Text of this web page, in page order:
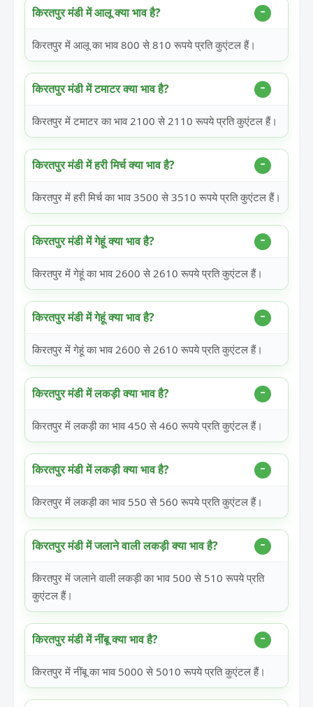
किरतपुर मंडी में आलू क्या भाव है?
किरतपुर में आलू का भाव 800 से 810 रूपये प्रति कुएंटल हैं।
किरतपुर मंडी में टमाटर क्या भाव है?
किरतपुर में टमाटर का भाव 2100 से 2110 रूपये प्रति कुएंटल हैं।
किरतपुर मंडी में हरी मिर्च क्या भाव है?
किरतपुर में हरी मिर्च का भाव 3500 से 3510 रूपये प्रति कुएंटल हैं।
किरतपुर मंडी में गेहूं क्या भाव है?
किरतपुर में गेहूं का भाव 2600 से 2610 रूपये प्रति कुएंटल हैं।
किरतपुर मंडी में गेहूं क्या भाव है?
किरतपुर में गेहूं का भाव 2600 से 2610 रूपये प्रति कुएंटल हैं।
किरतपुर मंडी में लकड़ी क्या भाव है?
किरतपुर में लकड़ी का भाव 450 से 460 रूपये प्रति कुएंटल हैं।
किरतपुर मंडी में लकड़ी क्या भाव है?
किरतपुर में लकड़ी का भाव 550 से 560 रूपये प्रति कुएंटल हैं।
किरतपुर मंडी में जलाने वाली लकड़ी क्या भाव है?
किरतपुर में जलाने वाली लकड़ी का भाव 500 से 510 रूपये प्रति
कुएंटल हैं।
किरतपुर मंडी में नींबू क्या भाव है?
किरतपुर में नींबू का भाव 5000 से 5010 रूपये प्रति कुएंटल हैं।